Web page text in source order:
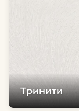
Тринити